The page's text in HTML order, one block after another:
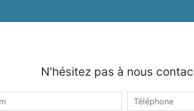
N'hésitez pas à nous